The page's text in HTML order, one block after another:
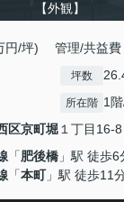
【外観】
円/坪) 管理/共益費
坪数
所在階 1
区京町堀１丁目16-8
「肥後橋 」駅 徒歩6
「本町」駅 徒歩11